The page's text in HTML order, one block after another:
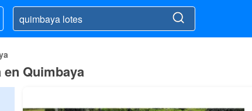
Quimbaya